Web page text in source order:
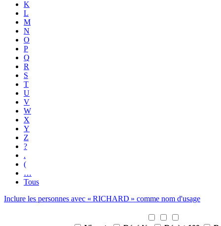
K
L
M
N
O
P
Q
R
S
T
U
V
W
X
Y
Z
?
.
(
…
Tous
Inclure les personnes avec « RICHARD » comme nom d'usage